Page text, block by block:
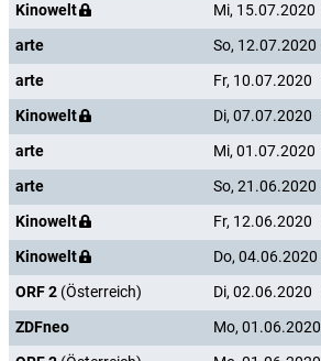
Kinowelt
Mi, 15.07.2020
arte
So, 12.07.2020
arte
Fr, 10.07.2020
Kinowelt
Di, 07.07.2020
arte
Mi, 01.07.2020
arte
So, 21.06.2020
Kinowelt
Fr, 12.06.2020
Kinowelt
Do, 04.06.2020
ORF 2 (Österreich) Di, 02.06.2020
ZDFneo
Mo, 01.06.2020